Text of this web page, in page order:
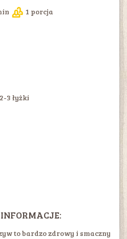
1 porcja
3 łyżki
to bardzo zdrowy i smaczny